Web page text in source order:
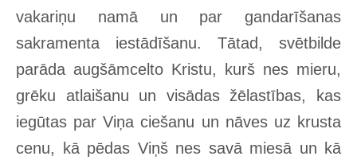
vakariņu namā un par gandarīšanas
sakramenta iestādīšanu. Tātad, svētbilde
parāda augšāmcelto Kristu, kurš nes mieru,
grēku atlaišanu un visādas žēlastības, kas
iegūtas par Viņa ciešanu un nāves uz krusta
cenu, kā pēdas Viņš nes savā miesā un kā